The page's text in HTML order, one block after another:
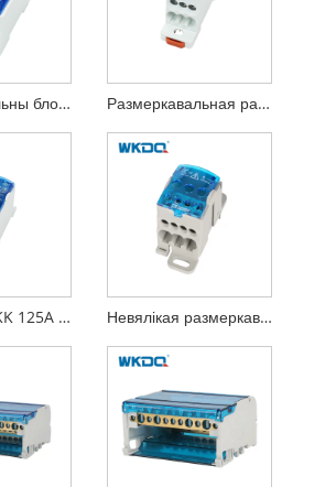
Размеркавальны блок для прамысловага провада харчавання, размеркавальны блок для Din-рэйкі UKK 250A Размеркавальная размеркавальная скрынка UKK 160A Блок харчавання з празрыстай вечкам
Din-рэйка UKK 125A Аднапалярны міні-размеркавальны клеммны блок, шрубавы злучальны блок у сінім і шэрым колерах Невялікая размеркавальная клема на 80 А, монапалярная размеркавальная скрынка DIN